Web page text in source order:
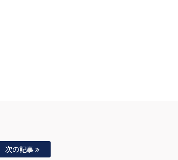
次の記事